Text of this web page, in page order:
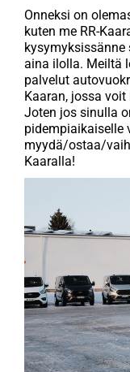
Onneksi on
kuten me RR-
aina ilolla. Meiltä
palvelut
Kaaran, jossa
Joten jos sinulla
pidempiaikaiselle
myydä/ostaa/
Kaaralla!